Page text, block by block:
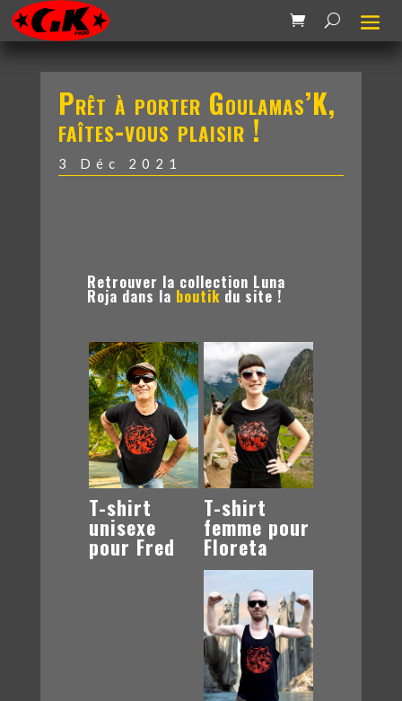
Prêt à porter Goulamas’K,
faîtes-vous plaisir !
3 Déc 2021
Retrouver la collection Luna
Roja dans la boutikdu site !
T-shirt
unisexe
pour Fred
T-shirt
femme pour
Floreta